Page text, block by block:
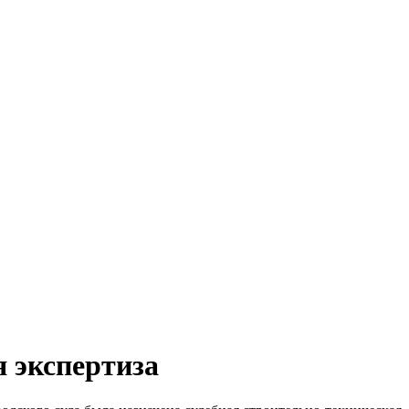
экспертиза